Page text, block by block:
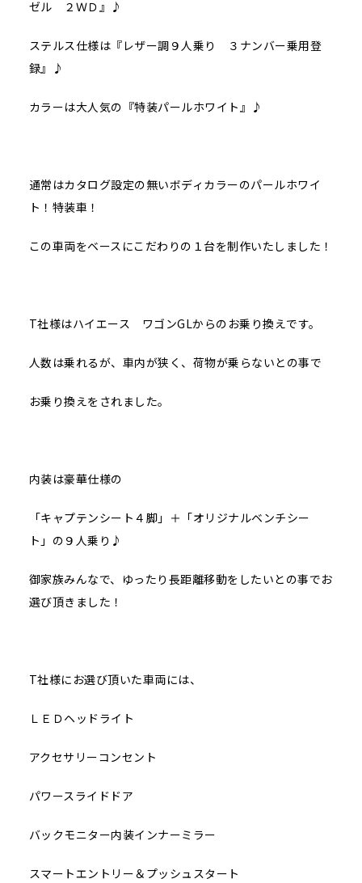
ゼル ２ＷＤ』♪
ステルス仕様は『レザー調９人乗り ３ナンバー乗用登
録』♪
カラーは大人気の『特装パールホワイト』♪
通常はカタログ設定の無いボディカラーのパールホワイ
ト！特装車！
この車両をベースにこだわりの１台を制作いたしました！
T社様はハイエース ワゴンGLからのお乗り換えです。
人数は乗れるが、車内が狭く、荷物が乗らないとの事で
お乗り換えをされました。
内装は豪華仕様の
「キャプテンシート４脚」＋「オリジナルベンチシー
ト」の９人乗り♪
御家族みんなで、ゆったり長距離移動をしたいとの事でお
選び頂きました！
T社様にお選び頂いた車両には、
ＬＥＤヘッドライト
アクセサリーコンセント
パワースライドドア
バックモニター内装インナーミラー
スマートエントリー＆プッシュスタート